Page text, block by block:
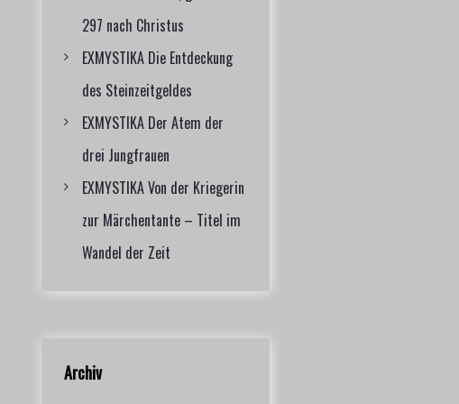
297 nach Christus
EXMYSTIKA Die Entdeckung
des Steinzeitgeldes
EXMYSTIKA Der Atem der
drei Jungfrauen
EXMYSTIKA Von der Kriegerin
zur Märchentante – Titel im
Wandel der Zeit
Archiv